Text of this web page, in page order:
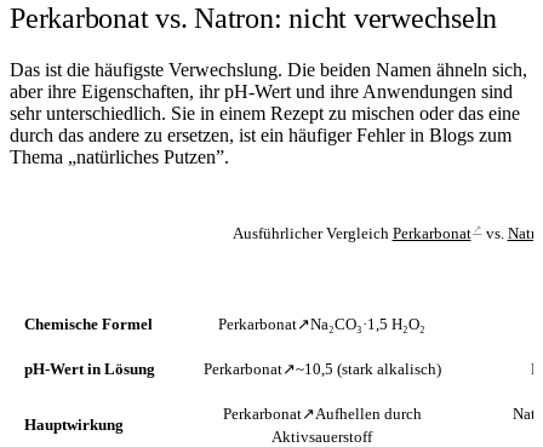
Perkarbonat vs. Natron: nicht verwechseln
Das ist die häufigste Verwechslung. Die beiden Namen ähneln sich,
aber ihre Eigenschaften, ihr pH-Wert und ihre Anwendungen sind
sehr unterschiedlich. Sie in einem Rezept zu mischen oder das eine
durch das andere zu ersetzen, ist ein häufiger Fehler in Blogs zum
Thema „natürliches Putzen”.
Ausführlicher Vergleich Perkarbonat ↗vs.
Chemische Formel Perkarbonat↗Na₂CO₃·1,5 H₂O₂
pH-Wert in Lösung Perkarbonat↗~10,5 (stark alkalisch)
Hauptwirkung
Perkarbonat↗Aufhellen durch
Aktivsauerstoff